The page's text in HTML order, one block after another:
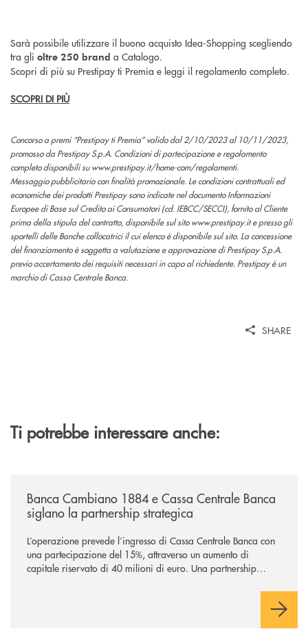
Sarà possibile utilizzare il buono acquisto Idea-Shopping scegliendo
tra gli oltre 250 brand a Catalogo.
Scopri di più su Prestipay ti Premia e leggi il regolamento completo.
SCOPRI DI PIÙ
Concorso a premi “Prestipay ti Premia” valido dal 2/10/2023 al 10/11/2023,
promosso da Prestipay S.p.A. Condizioni di partecipazione e regolamento
completo disponibili su www.prestipay.it/home-com/regolamenti.
Messaggio pubblicitario con finalità promozionale. Le condizioni contrattuali ed
economiche dei prodotti Prestipay sono indicate nel documento Informazioni
Europee di Base sul Credito ai Consumatori (cd. IEBCC/SECCI), fornito al Cliente
prima della stipula del contratto, disponibile sul sito www.prestipay.it e presso gli
sportelli delle Banche collocatrici il cui elenco è disponibile sul sito. La concessione
del finanziamento è soggetta a valutazione e approvazione di Prestipay S.p.A.
previo accertamento dei requisiti necessari in capo al richiedente. Prestipay è un
marchio di Cassa Centrale Banca.
SHARE
Ti potrebbe interessare anche:
Banca Cambiano 1884 e Cassa Centrale Banca
siglano la partnership strategica
L’operazione prevede l’ingresso di Cassa Centrale Banca con
una partecipazione del 15%, attraverso un aumento di
capitale riservato di 40 milioni di euro. Una partnership
comuni e sulla prossimità ai territori, per ampliare l’offerta e